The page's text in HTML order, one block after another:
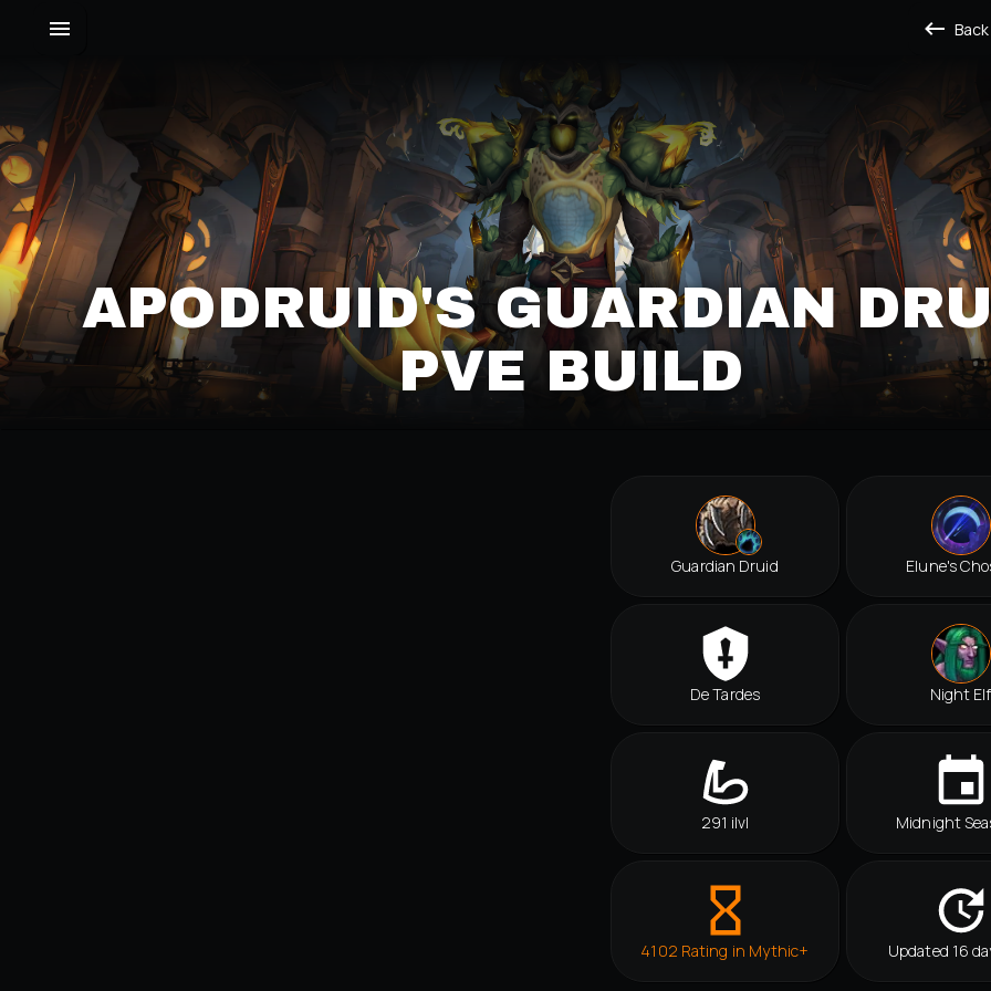
Back
APODRUID'S GUARDIAN
PVE BUILD
Guardian Druid Elune's
De Tardes Night Elf
291 ilvl Midnight
4102 Rating in Mythic+ Updated 16